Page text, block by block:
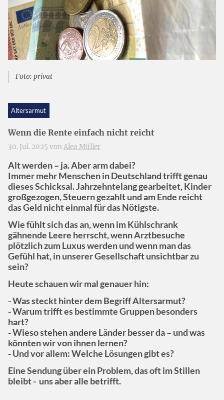
Foto: privat
Altersarmut
Wenn die Rente einfach nicht reicht
30. Jul. 2025 von Alea Müller
Alt werden – ja. Aber arm dabei?
Immer mehr Menschen in Deutschland trifft genau
dieses Schicksal. Jahrzehntelang gearbeitet, Kinder
großgezogen, Steuern gezahlt und am Ende reicht
das Geld nicht einmal für das Nötigste.
Wie fühlt sich das an, wenn im Kühlschrank
gähnende Leere herrscht, wenn Arztbesuche
plötzlich zum Luxus werden und wenn man das
Gefühl hat, in unserer Gesellschaft unsichtbar zu
sein?
Heute schauen wir mal genauer hin:
- Was steckt hinter dem Begriff Altersarmut?
- Warum trifft es bestimmte Gruppen besonders
hart?
- Wieso stehen andere Länder besser da – und was
könnten wir von ihnen lernen?
- Und vor allem: Welche Lösungen gibt es?
Eine Sendung über ein Problem, das oft im Stillen
bleibt - uns aber alle betrifft.